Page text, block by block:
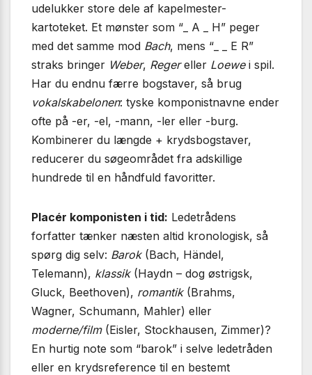
udelukker store dele af kapelmester-
kartoteket. Et mønster som “_ A _ H” peger
med det samme mod Bach, mens “_ _ E R”
straks bringer Weber, Regereller Loewei spil.
Har du endnu færre bogstaver, så brug
vokalskabelonen: tyske komponistnavne ender
ofte på -er, -el, -mann, -ler eller -burg.
Kombinerer du længde + krydsbogstaver,
reducerer du søgeområdet fra adskillige
hundrede til en håndfuld favoritter.
Placér komponisten i tid: Ledetrådens
forfatter tænker næsten altid kronologisk, så
spørg dig selv: Barok(Bach, Händel,
Telemann), klassik(Haydn – dog østrigsk,
Gluck, Beethoven), romantik(Brahms,
Wagner, Schumann, Mahler) eller
moderne/film(Eisler, Stockhausen, Zimmer)?
En hurtig note som “barok” i selve ledetråden
eller en krydsreference til en bestemt